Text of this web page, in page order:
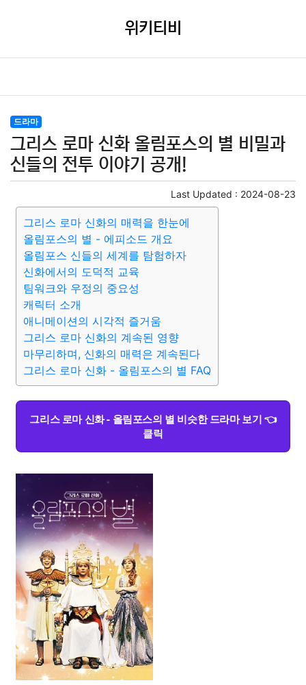
위키티비
드라마
그리스 로마 신화 올림포스의 별 비밀과
신들의 전투 이야기 공개!
Last Updated : 2024-08-23
그리스 로마 신화의 매력을 한눈에
올림포스의 별 - 에피소드 개요
올림포스 신들의 세계를 탐험하자
신화에서의 도덕적 교육
팀워크와 우정의 중요성
캐릭터 소개
애니메이션의 시각적 즐거움
그리스 로마 신화의 계속된 영향
마무리하며, 신화의 매력은 계속된다
그리스 로마 신화 - 올림포스의 별 FAQ
그리스 로마 신화 - 올림포스의 별 비슷한 드라마 보기 👈
클릭